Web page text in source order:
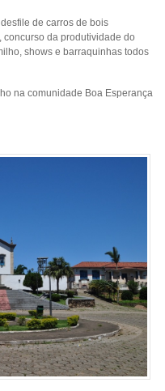
de carros de bois
da produtividade do
shows e barraquinhas todos
na comunidade Boa Esperança